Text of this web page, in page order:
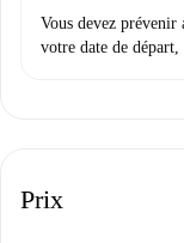
Vous devez
votre date de
Prix